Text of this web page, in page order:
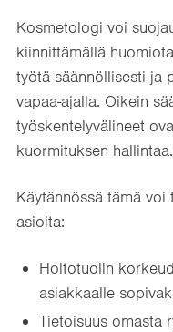
Kosmetologi voi
kiinnittämällä
työtä säännöllisesti ja
vapaa-ajalla. Oikein
työskentelyvälineet
kuormituksen hallintaa.
Käytännössä tämä
asioita:
Hoitotuolin
asiakkaalle
Tietoisuus omasta